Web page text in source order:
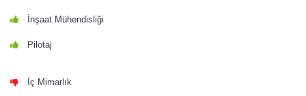
İnşaat Mühendisliği
Pilotaj
İç Mimarlık